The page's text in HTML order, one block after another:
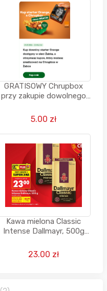
GRATISOWY Chrupbox
przy zakupie dowolnego
5.00 zł
Kawa mielona Classic
Intense Dallmayr, 500g
23.00 zł